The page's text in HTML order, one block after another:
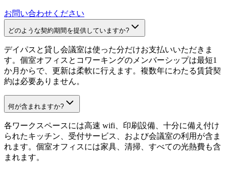
お問い合わせください
どのような契約期間を提供していますか?
デイパスと貸し会議室は使った分だけお支払いいただきま
す。個室オフィスとコワーキングのメンバーシップは最短1
か月からで、更新は柔軟に行えます。複数年にわたる賃貸契
約は必要ありません。
何が含まれますか?
各ワークスペースには高速 wifi、印刷設備、十分に備え付け
られたキッチン、受付サービス、および会議室の利用が含ま
れます。個室オフィスには家具、清掃、すべての光熱費も含
まれます。